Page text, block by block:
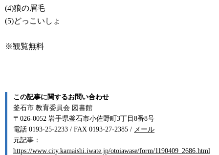
(4)狼の眉毛
(5)どっこいしょ
※観覧無料
この記事に関するお問い合わせ
釜石市 教育委員会 図書館
〒026-0052 岩手県釜石市小佐野町3丁目8番8号
電話 0193-25-2233 / FAX 0193-27-2385 / メール
元記事：
https://www.city.kamaishi.iwate.jp/otoiawase/form/1190409_2686.html